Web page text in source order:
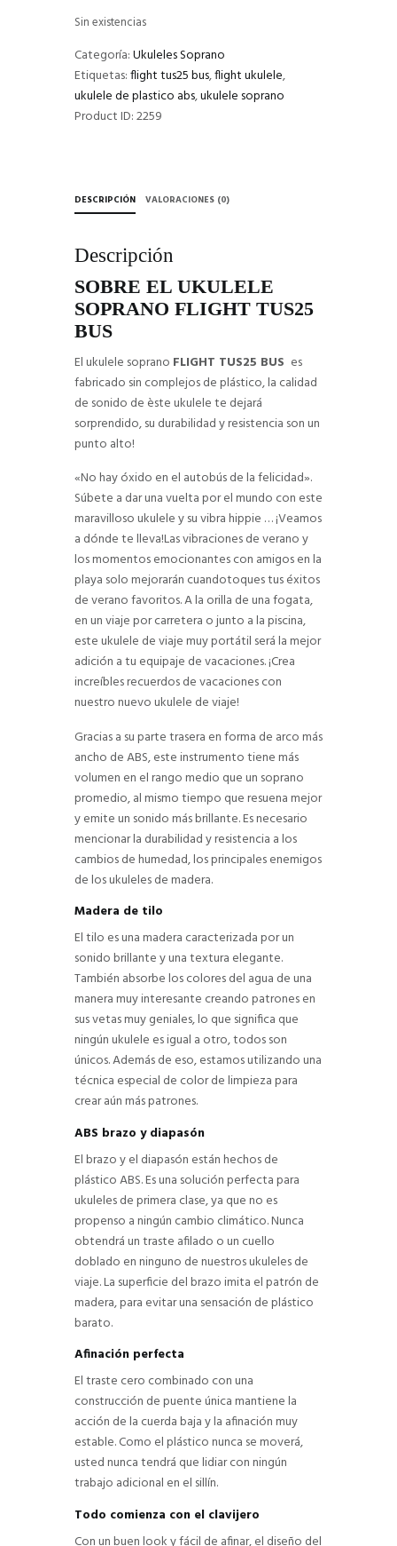
Sin existencias
Categoría:Ukuleles Soprano
Etiquetas:flight tus25 bus,flight ukulele,
ukulele de plastico abs,ukulele soprano
Product ID:2259
DESCRIPCIÓN VALORACIONES (0)
Descripción
SOBRE EL UKULELE
SOPRANO FLIGHT TUS25
BUS
El ukulele soprano FLIGHT TUS25 BUS es
fabricado sin complejos de plástico, la calidad
de sonido de èste ukulele te dejará
sorprendido, su durabilidad y resistencia son un
punto alto!
«No hay óxido en el autobús de la felicidad».
Súbete a dar una vuelta por el mundo con este
maravilloso ukulele y su vibra hippie … ¡Veamos
a dónde te lleva!Las vibraciones de verano y
los momentos emocionantes con amigos en la
playa solo mejorarán cuandotoques tus éxitos
de verano favoritos. A la orilla de una fogata,
en un viaje por carretera o junto a la piscina,
este ukulele de viaje muy portátil será la mejor
adición a tu equipaje de vacaciones. ¡Crea
increíbles recuerdos de vacaciones con
nuestro nuevo ukulele de viaje!
Gracias a su parte trasera en forma de arco más
ancho de ABS, este instrumento tiene más
volumen en el rango medio que un soprano
promedio, al mismo tiempo que resuena mejor
y emite un sonido más brillante. Es necesario
mencionar la durabilidad y resistencia a los
cambios de humedad, los principales enemigos
de los ukuleles de madera.
Madera de tilo
El tilo es una madera caracterizada por un
sonido brillante y una textura elegante.
También absorbe los colores del agua de una
manera muy interesante creando patrones en
sus vetas muy geniales, lo que significa que
ningún ukulele es igual a otro, todos son
únicos. Además de eso, estamos utilizando una
técnica especial de color de limpieza para
crear aún más patrones.
ABS brazo y diapasón
El brazo y el diapasón están hechos de
plástico ABS. Es una solución perfecta para
ukuleles de primera clase, ya que no es
propenso a ningún cambio climático. Nunca
obtendrá un traste afilado o un cuello
doblado en ninguno de nuestros ukuleles de
viaje. La superficie del brazo imita el patrón de
madera, para evitar una sensación de plástico
barato.
Afinación perfecta
El traste cero combinado con una
construcción de puente única mantiene la
acción de la cuerda baja y la afinación muy
estable. Como el plástico nunca se moverá,
usted nunca tendrá que lidiar con ningún
trabajo adicional en el sillín.
Todo comienza con el clavijero
Con un buen look y fácil de afinar, el diseño del